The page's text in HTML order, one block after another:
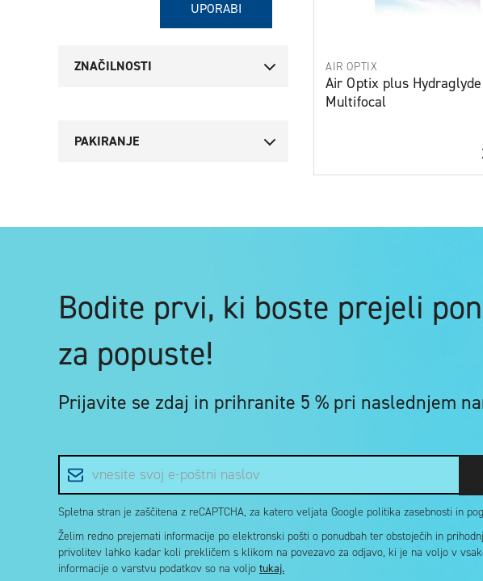
UPORABI
ZNAČILNOSTI
PAKIRANJE
AIR OPTIX
Air Optix plus Hydraglyde
Multifocal
Bodite prvi, ki boste prejeli
za popuste!
Prijavite se zdaj in prihranite 5 % pri naslednjem
Spletna stran je zaščitena z reCAPTCHA, za katero veljata Google politika zasebnosti in
Želim redno prejemati informacije po elektronski pošti o ponudbah ter obstoječih in
privolitev lahko kadar koli prekličem s klikom na povezavo za odjavo, ki je na voljo v
informacije o varstvu podatkov so na voljo tukaj.